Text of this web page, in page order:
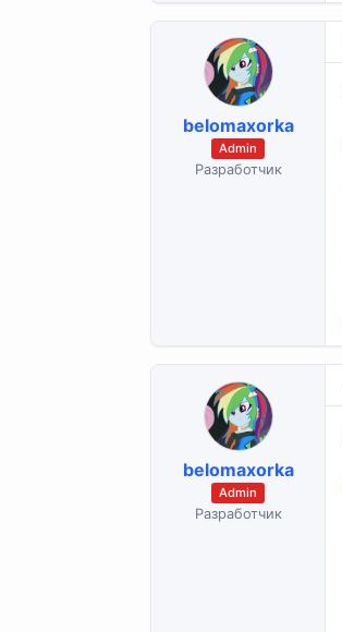
belomaxorka
Admin
Разработчик
belomaxorka
Admin
Разработчик